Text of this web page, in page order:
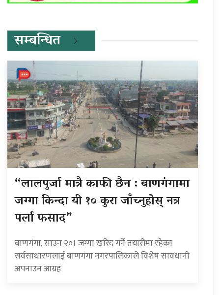
सम्बन्धित
“लालपुर्जा मात्रै काफी छैन : बाणगंगामा
जग्गा किन्दा यी १० कुरा जाँच्नुहोस् नत्र
पर्ला फसाद”
बाणगंगा, साउन २०। जग्गा खरिद गर्ने तयारीमा रहेका
सर्वसाधारणलाई बाणगंगा नगरपालिकाले विशेष सावधानी
अपनाउन आग्रह